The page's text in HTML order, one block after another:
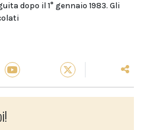
dopo il 1° gennaio 1983. Gli